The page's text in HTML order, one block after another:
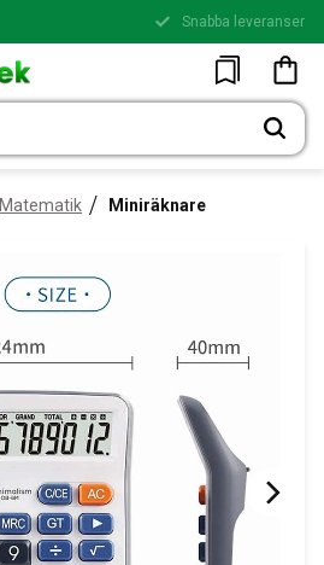
Snabba leveranser
Favoriter
Matematik Miniräknare